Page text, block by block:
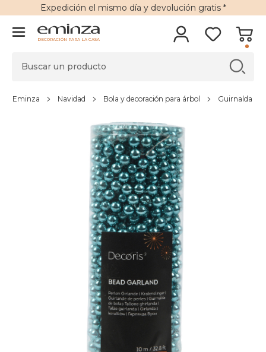
Expedición el mismo día y devolución gratis*
DECORACIÓN PARA LA CASA
Eminza Navidad Bola y decoración para árbol Guirnalda